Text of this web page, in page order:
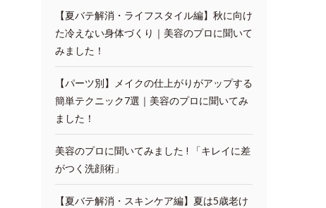
【夏バテ解消・ライフスタイル編】秋に向け
た冷えない身体づくり｜美容のプロに聞いて
みました！
【パーツ別】メイクの仕上がりがアップする
簡単テクニック7選｜美容のプロに聞いてみ
ました！
美容のプロに聞いてみました ! 「キレイに差
がつく洗顔術」
【夏バテ解消・スキンケア編】夏は5歳老け